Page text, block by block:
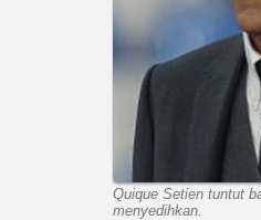
Quique Setien tuntut
menyedihkan.